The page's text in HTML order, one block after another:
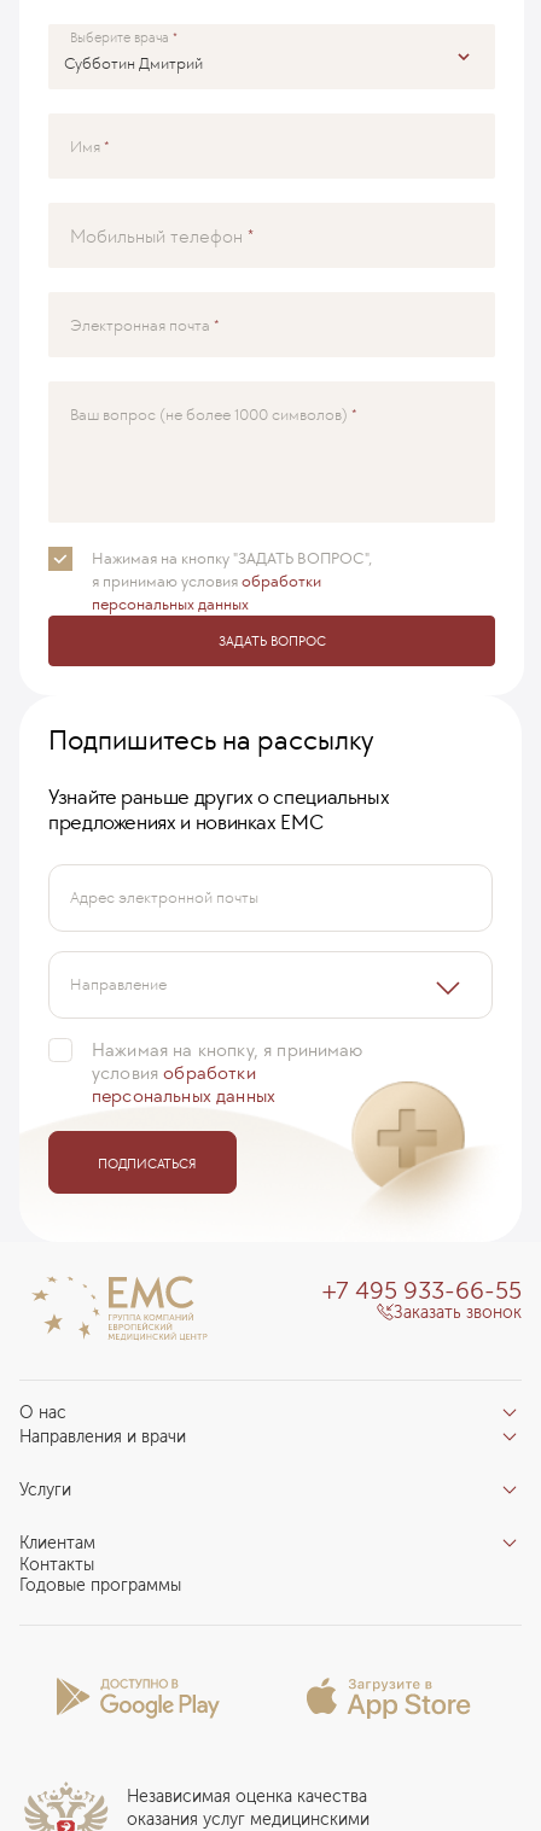
Выберите врача
Имя
Мобильный телефон
Электронная почта
Ваш вопрос (не более 1000 символов)
Нажимая на кнопку "ЗАДАТЬ ВОПРОС",
я принимаюусловияобработки
персональных данных
ЗАДАТЬ ВОПРОС
Подпишитесь на рассылку
Узнайте раньше других о специальных
предложениях и новинках ЕМС
Адрес электронной почты
Направление
Нажимая на кнопку, я принимаю
условияобработки
персональных данных
ПОДПИСАТЬСЯ
О нас
Отзывы пациентов
О клинике
Новости
Специалистам
Лицензии и сертификаты
Сотрудничество
Направления и врачи
Направления
Центры компетенций
Услуги
Индивидуальный план здоровья
Комплексные программы
Вакцинация
Стационар
Прайс-лист
Клиентам
Запись на прием
Вопросы и ответы
Статьи
Программы привилегий
Контакты
Годовые программы
+7 495 933-66-55
Заказать звонок
Независимая оценка качества
оказания услуг медицинскими